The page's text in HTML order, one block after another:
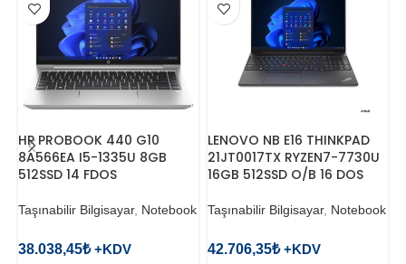
HP PROBOOK 440 G10
8A566EA I5-1335U 8GB
512SSD 14 FDOS
Taşınabilir Bilgisayar, Notebook
38.038,45₺
LENOVO NB E16 THINKPAD
21JT0017TX RYZEN7-7730U
16GB 512SSD O/B 16 DOS
Taşınabilir Bilgisayar, Notebook
42.706,35₺